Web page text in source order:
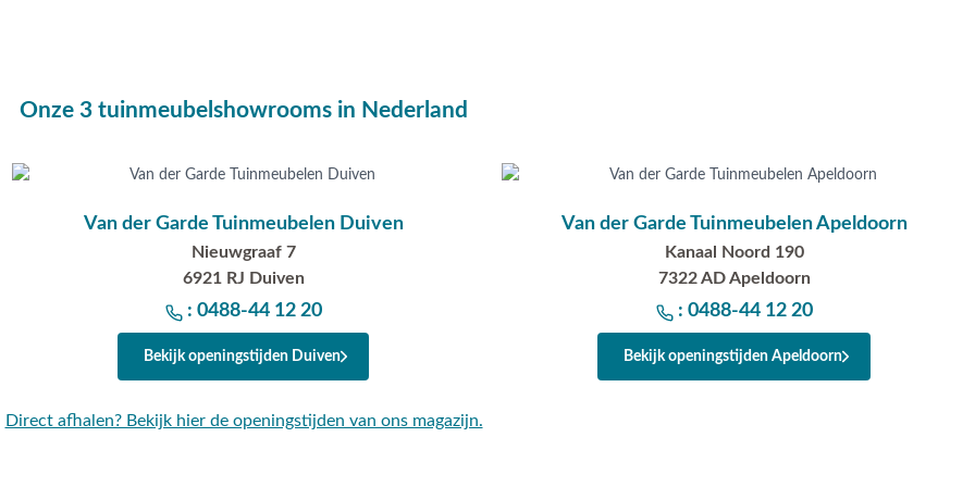
advies op maat.
Onze 3 tuinmeubelshowrooms in Nederland
Van der Garde Tuinmeubelen Duiven
Nieuwgraaf 7
6921 RJ Duiven
: 0488-44 12 20
Bekijk openingstijden Duiven
Van der Garde Tuinmeubelen Apeldoorn
Kanaal Noord 190
7322 AD Apeldoorn
: 0488-44 12 20
Bekijk openingstijden Apeldoorn
Direct afhalen? Bekijk hier de openingstijden van ons magazijn.